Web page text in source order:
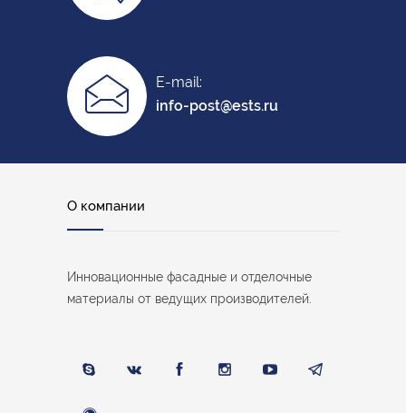
E-mail:
info-post@ests.ru
О компании
Инновационные фасадные и отделочные
материалы от ведущих производителей.